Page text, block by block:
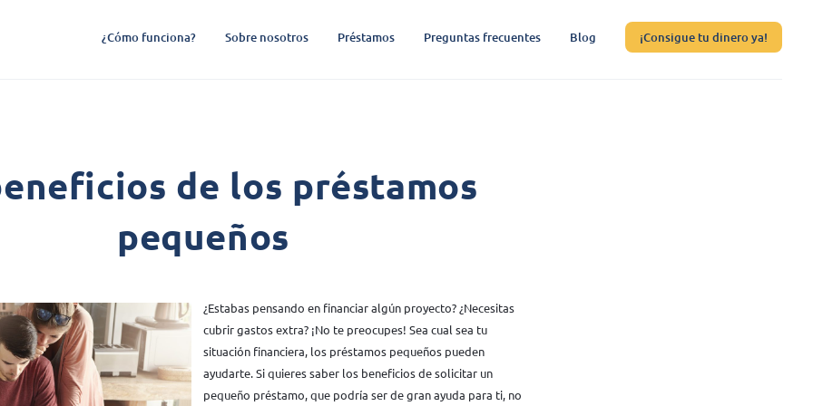
¿Cómo funciona? Sobre nosotros Préstamos Preguntas frecuentes Blog ¡Consigue tu dinero ya!
de los préstamos
pequeños
¿Estabas pensando en financiar algún proyecto? ¿Necesitas
cubrir gastos extra? ¡No te preocupes! Sea cual sea tu
situación financiera, los préstamos pequeños pueden
ayudarte. Si quieres saber los beneficios de solicitar un
pequeño préstamo, que podría ser de gran ayuda para ti, no